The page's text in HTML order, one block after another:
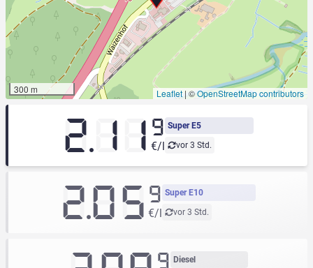
300 m Leaflet | ©OpenStreetMap contributors
Super E5
vor 3 Std.
2.11 9
€/l
Super E10
vor 3 Std.
2.059
€/l
Diesel
9